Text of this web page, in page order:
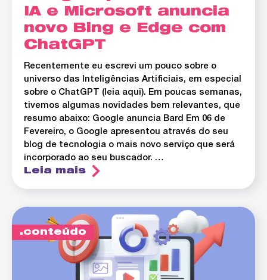
IA e Microsoft anuncia
novo Bing e Edge com
ChatGPT
Recentemente eu escrevi um pouco sobre o
universo das Inteligências Artificiais, em especial
sobre o ChatGPT (leia aqui). Em poucas semanas,
tivemos algumas novidades bem relevantes, que
resumo abaixo: Google anuncia Bard Em 06 de
Fevereiro, o Google apresentou através do seu
blog de tecnologia o mais novo serviço que será
incorporado ao seu buscador. …
Leia mais
conteúdo